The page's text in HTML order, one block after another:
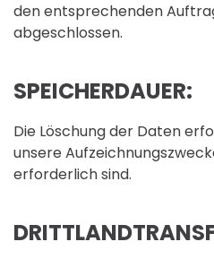
den entsprechenden
abgeschlossen.
SPEICHERDAUER:
Die Löschung der Daten
unsere
erforderlich sind.